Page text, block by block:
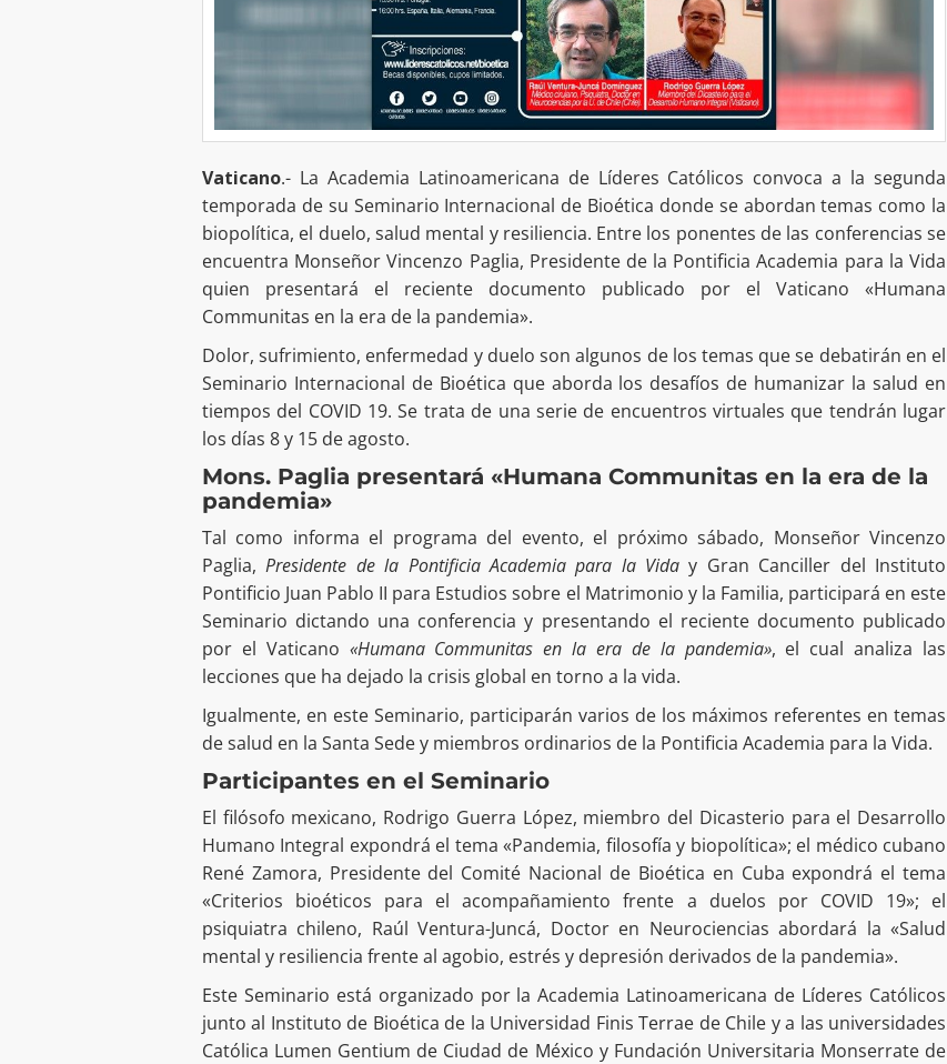
Vaticano.- La Academia Latinoamericana de Líderes Católicos convoca a la segunda
temporada de su Seminario Internacional de Bioética donde se abordan temas como la
biopolítica, el duelo, salud mental y resiliencia. Entre los ponentes de las conferencias se
encuentra Monseñor Vincenzo Paglia, Presidente de la Pontificia Academia para la Vida
quien presentará el reciente documento publicado por el Vaticano «Humana
Communitas en la era de la pandemia».
Dolor, sufrimiento, enfermedad y duelo son algunos de los temas que se debatirán en el
Seminario Internacional de Bioética que aborda los desafíos de humanizar la salud en
tiempos del COVID 19. Se trata de una serie de encuentros virtuales que tendrán lugar
los días 8 y 15 de agosto.
Mons. Paglia presentará «Humana Communitas en la era de la
pandemia»
Tal como informa el programa del evento, el próximo sábado, Monseñor Vincenzo
Paglia,Presidente de la Pontificia Academia para la Viday Gran Canciller del Instituto
Pontificio Juan Pablo II para Estudios sobre el Matrimonio y la Familia, participará en este
Seminario dictando una conferencia y presentando el reciente documento publicado
por el Vaticano «Humana Communitas en la era de la pandemia», el cual analiza las
lecciones que ha dejado la crisis global en torno a la vida.
Igualmente, en este Seminario, participarán varios de los máximos referentes en temas
de salud en la Santa Sede y miembros ordinarios de la Pontificia Academia para la Vida.
Participantes en el Seminario
El filósofo mexicano, Rodrigo Guerra López, miembro del Dicasterio para el Desarrollo
Humano Integral expondrá el tema «Pandemia, filosofía y biopolítica»; el médico cubano
René Zamora, Presidente del Comité Nacional de Bioética en Cuba expondrá el tema
«Criterios bioéticos para el acompañamiento frente a duelos por COVID 19»; el
psiquiatra chileno, Raúl Ventura-Juncá, Doctor en Neurociencias abordará la «Salud
mental y resiliencia frente al agobio, estrés y depresión derivados de la pandemia».
Este Seminario está organizado por la Academia Latinoamericana de Líderes Católicos
junto al Instituto de Bioética de la Universidad Finis Terrae de Chile y a las universidades
Católica Lumen Gentium de Ciudad de México y Fundación Universitaria Monserrate de